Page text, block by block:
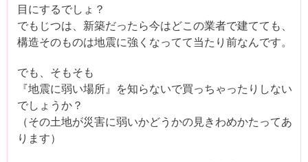
目にするでしょ？
でもじつは、新築だったら今はどこの業者で建てても、
構造そのものは地震に強くなってて当たり前なんです。
でも、そもそも
『地震に弱い場所』を知らないで買っちゃったりしない
でしょうか？
（その土地が災害に弱いかどうかの見きわめかたってあ
ります）